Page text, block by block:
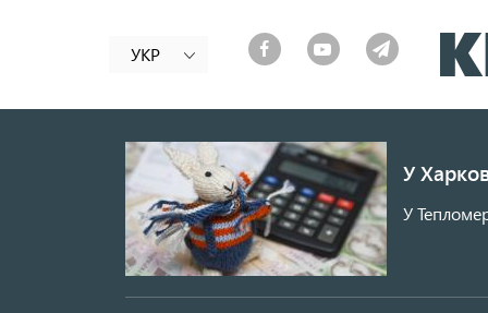
УКР
У
У